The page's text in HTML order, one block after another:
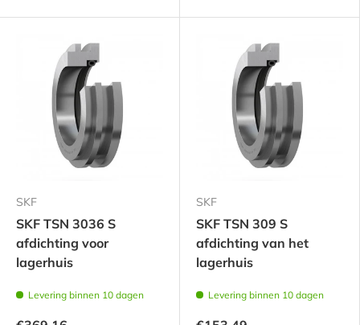
SKF
SKF TSN 3036 S
afdichting voor
lagerhuis
Levering binnen 10 dagen
SKF
SKF TSN 309 S
afdichting van het
lagerhuis
Levering binnen 10 dagen